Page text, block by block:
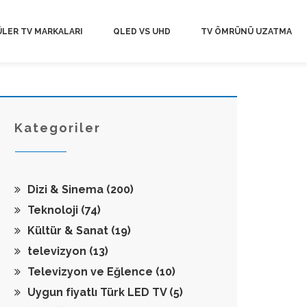
TV MARKALARI QLED VS UHD TV ÖMRÜNÜ UZATMA
Kategoriler
Dizi & Sinema (200)
Teknoloji (74)
Kültür & Sanat (19)
televizyon (13)
Televizyon ve Eğlence (10)
Uygun fiyatlı Türk LED TV (5)